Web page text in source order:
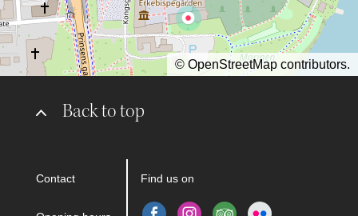
Back to top
Contact Find us on
© OpenStreetMap contributors.